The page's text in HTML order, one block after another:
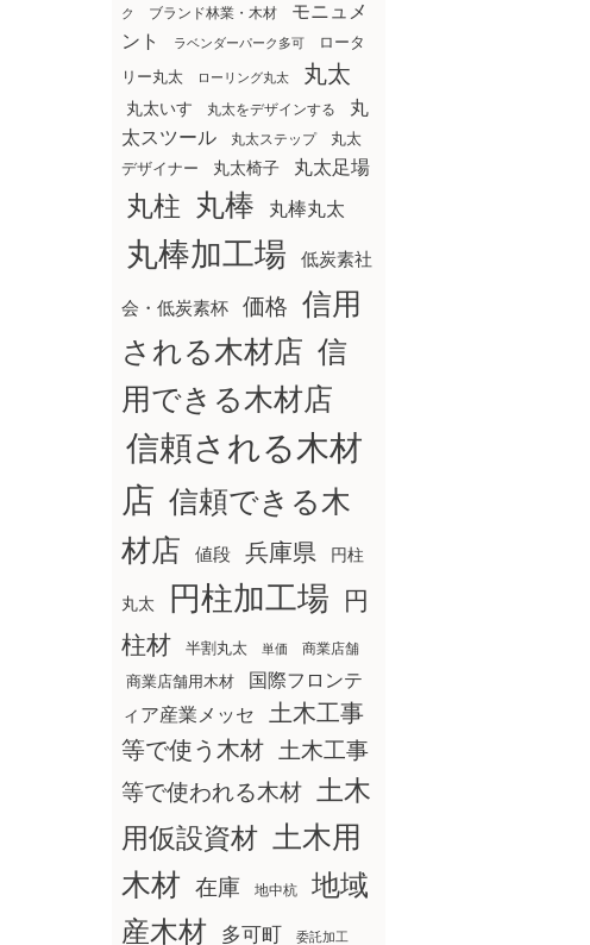
ク ブランド林業・木材
モニュメ
ント
ラベンダーパーク多可
ロータ
リー丸太
ローリング丸太 丸太
丸太いす 丸太をデザインする
丸
太スツール
丸太ステップ
丸太
デザイナー
丸太椅子 丸太足場
丸柱 丸棒 丸棒丸太
丸棒加工場 低炭素社
会・低炭素杯 価格
信用
される木材店 信
用できる木材店
信頼される木材
店 信頼できる木
材店
値段 兵庫県 円柱
丸太 円柱加工場
円
柱材
半割丸太 単価 商業店舗
商業店舗用木材
国際フロンテ
ィア産業メッセ
土木工事
等で使う木材
土木工事
等で使われる木材
土木
用仮設資材 土木用
木材 在庫 地中杭
地域
産木材
多可町 委託加工